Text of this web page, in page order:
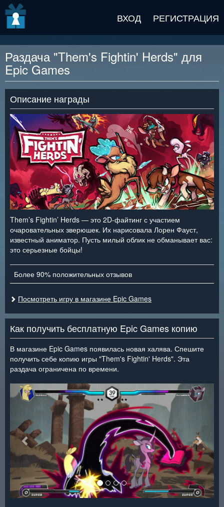
ВХОД РЕГИСТРАЦИЯ
Раздача "Them's Fightin' Herds" для
Epic Games
Описание награды
Them’s Fightin’ Herds — это 2D-файтинг с участием
очаровательных зверюшек. Их нарисовала Лорен Фауст,
известный аниматор. Пусть милый облик не обманывает вас:
это серьезные бойцы!
Более 90% положительных отзывов
Посмотреть игру в магазине Epic Games
Как получить бесплатную Epic Games копию
В магазине Epic Games появилась новая халява. Спешите
получить себе копию игры "Them's Fightin' Herds". Эта
раздача ограничена по времени.
< >